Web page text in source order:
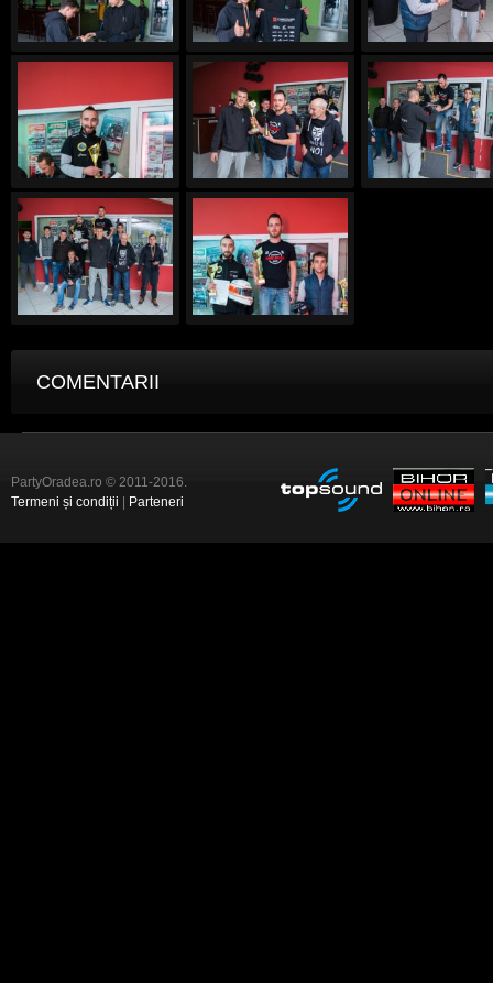
COMENTARII
PartyOradea.ro © 2011-2016.
Termeni și condiții
Parteneri